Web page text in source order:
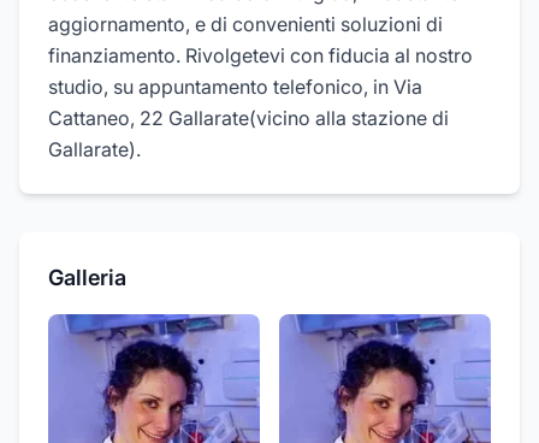
aggiornamento, e di convenienti soluzioni di
finanziamento. Rivolgetevi con fiducia al nostro
studio, su appuntamento telefonico, in Via
Cattaneo, 22 Gallarate(vicino alla stazione di
Gallarate).
Galleria